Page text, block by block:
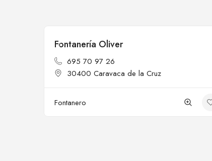
Cerrado
Fontanería Oliver
695 70 97 26
30400 Caravaca de la Cruz
Fontanero